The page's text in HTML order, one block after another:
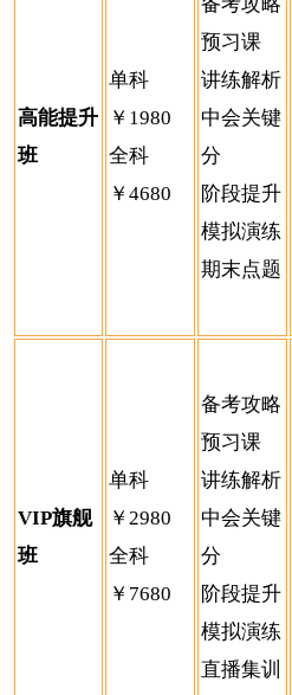
高能提升
班
单科
￥1980
全科
￥4680
备考攻略
预习课
讲练解析
中会关键
分
阶段提升
模拟演练
期末点题
VIP旗舰
班
单科
￥2980
全科
￥7680
备考攻略
预习课
讲练解析
中会关键
分
阶段提升
模拟演练
直播集训